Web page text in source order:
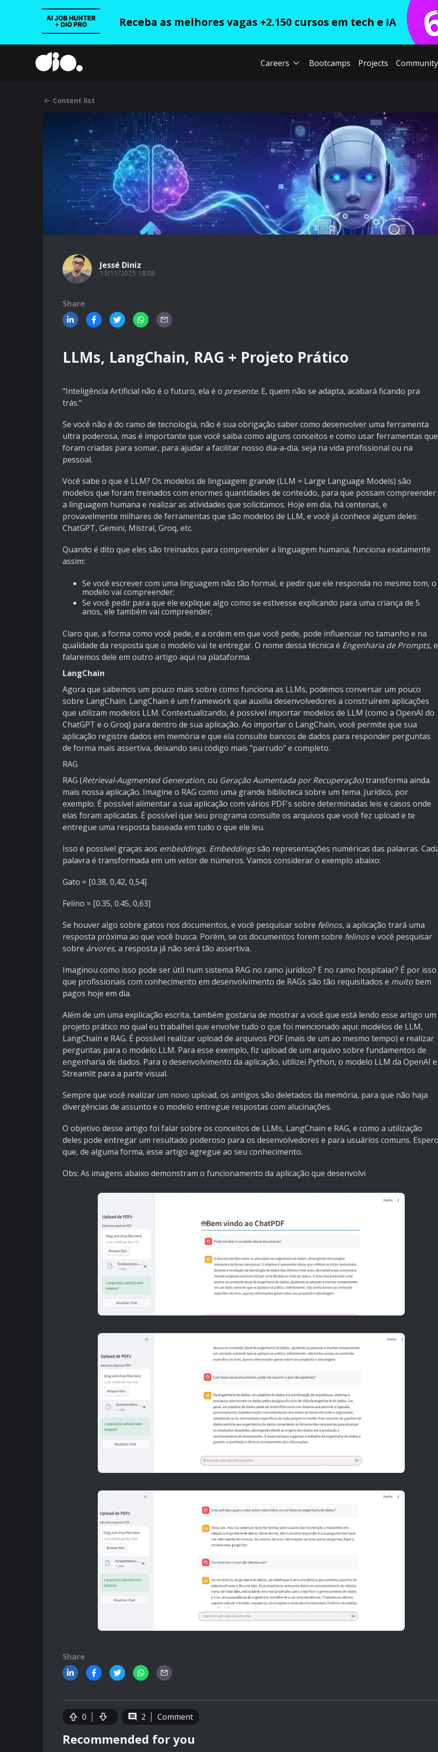
Receba as melhores vagas +2.150 cursos em tech e IA
Careers Bootcamps Projects Community
Content list
Jessé Diniz
13/11/2025 18:08
Share
LLMs, LangChain, RAG + Projeto Prático
"Inteligência Artificial não é o futuro, ela é o presente. E, quem não se adapta, acabará ficando pra
trás."
Se você não é do ramo de tecnologia, não é sua obrigação saber como desenvolver uma ferramenta
ultra poderosa, mas é importante que você saiba como alguns conceitos e como usar ferramentas que
foram criadas para somar, para ajudar a facilitar nosso dia-a-dia, seja na vida profissional ou na
pessoal.
Você sabe o que é LLM? Os modelos de linguagem grande (LLM = Large Language Models) são
modelos que foram treinados com enormes quantidades de conteúdo, para que possam compreender
a linguagem humana e realizar as atividades que solicitamos. Hoje em dia, há centenas, e
provavelmente milhares de ferramentas que são modelos de LLM, e você já conhece algum deles:
ChatGPT, Gemini, Mistral, Groq, etc.
Quando é dito que eles são treinados para compreender a linguagem humana, funciona exatamente
assim:
Se você escrever com uma linguagem não tão formal, e pedir que ele responda no mesmo tom, o
modelo vai compreender;
Se você pedir para que ele explique algo como se estivesse explicando para uma criança de 5
anos, ele também vai compreender;
Claro que, a forma como você pede, e a ordem em que você pede, pode influenciar no tamanho e na
qualidade da resposta que o modelo vai te entregar. O nome dessa técnica é Engenharia de Prompts, e
falaremos dele em outro artigo aqui na plataforma.
LangChain
Agora que sabemos um pouco mais sobre como funciona as LLMs, podemos conversar um pouco
sobre LangChain. LangChain é um framework que auxilia desenvolvedores a construírem aplicações
que utilizam modelos LLM. Contextualizando, é possível importar modelos de LLM (como a OpenAI do
ChatGPT e o Groq) para dentro de sua aplicação. Ao importar o LangChain, você permite que sua
aplicação registre dados em memória e que ela consulte bancos de dados para responder perguntas
de forma mais assertiva, deixando seu código mais "parrudo" e completo.
RAG
RAG (Retrieval-Augmented Generation,ou Geração Aumentada por Recuperação)transforma ainda
mais nossa aplicação. Imagine o RAG como uma grande biblioteca sobre um tema. Jurídico, por
exemplo. É possível alimentar a sua aplicação com vários PDF's sobre determinadas leis e casos onde
elas foram aplicadas. É possível que seu programa consulte os arquivos que você fez upload e te
entregue uma resposta baseada em tudo o que ele leu.
Isso é possível graças aos embeddings. Embeddingssão representações numéricas das palavras.
palavra é transformada em um vetor de números. Vamos considerar o exemplo abaixo:
Gato = [0.38, 0,42, 0,54]
Felino = [0.35, 0.45, 0,63]
Se houver algo sobre gatos nos documentos, e você pesquisar sobre felinos, a aplicação trará uma
resposta próxima ao que você busca. Porém, se os documentos forem sobre felinose você pesquisar
sobre árvores,a resposta já não será tão assertiva.
Imaginou como isso pode ser útil num sistema RAG no ramo jurídico? E no ramo hospitalar? É por isso
que profissionais com conhecimento em desenvolvimento de RAGs são tão requisitados e muito bem
pagos hoje em dia.
Além de um uma explicação escrita, também gostaria de mostrar a você que está lendo esse artigo um
projeto prático no qual eu trabalhei que envolve tudo o que foi mencionado aqui: modelos de LLM,
LangChain e RAG. É possível realizar upload de arquivos PDF (mais de um ao mesmo tempo) e realizar
perguntas para o modelo LLM. Para esse exemplo, fiz upload de um arquivo sobre fundamentos de
engenharia de dados. Para o desenvolvimento da aplicação, utilizei Python, o modelo LLM da OpenAI e
Streamlit para a parte visual.
Sempre que você realizar um novo upload, os antigos são deletados da memória, para que não haja
divergências de assunto e o modelo entregue respostas com alucinações.
O objetivo desse artigo foi falar sobre os conceitos de LLMs, LangChain e RAG, e como a utilização
deles pode entregar um resultado poderoso para os desenvolvedores e para usuários comuns.
que, de alguma forma, esse artigo agregue ao seu conhecimento.
Obs: As imagens abaixo demonstram o funcionamento da aplicação que desenvolvi
Share
0 2 Comment
Recommended for you